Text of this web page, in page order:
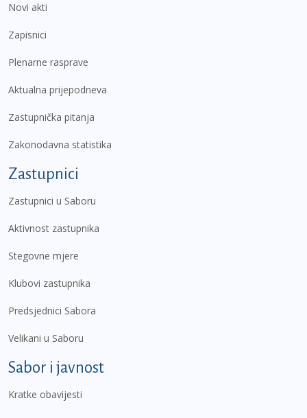
Novi akti
Zapisnici
Plenarne rasprave
Aktualna prijepodneva
Zastupnička pitanja
Zakonodavna statistika
Zastupnici
Zastupnici u Saboru
Aktivnost zastupnika
Stegovne mjere
Klubovi zastupnika
Predsjednici Sabora
Velikani u Saboru
Sabor i javnost
Kratke obavijesti